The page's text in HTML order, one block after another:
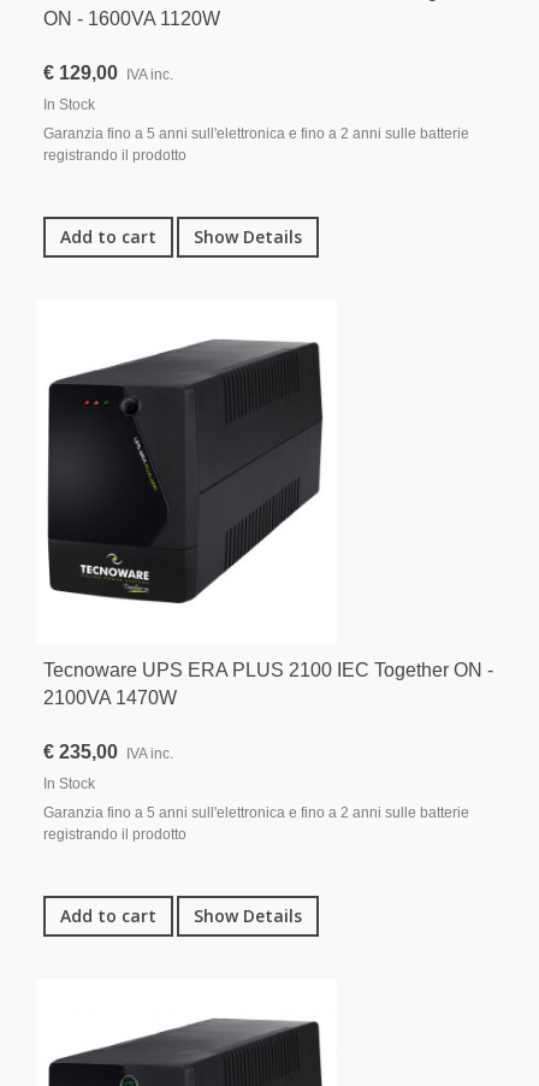
ON - 1600VA 1120W
€ 129,00
IVA inc.
In Stock
Garanzia fino a 5 anni sull'elettronica e fino a 2 anni sulle batterie
registrando il prodotto
Add to cart Show Details
Tecnoware UPS ERA PLUS 2100 IEC Together ON -
2100VA 1470W
€ 235,00
IVA inc.
In Stock
Garanzia fino a 5 anni sull'elettronica e fino a 2 anni sulle batterie
registrando il prodotto
Add to cart Show Details